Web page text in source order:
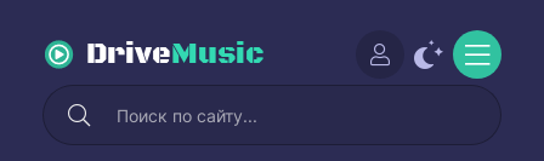
DriveMusic